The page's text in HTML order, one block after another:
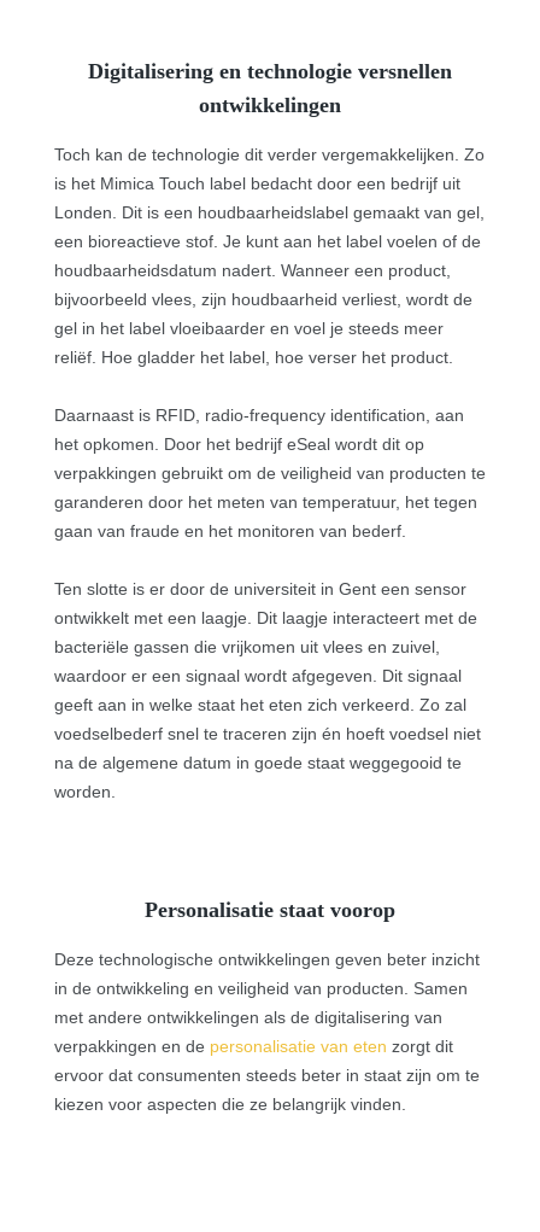
Digitalisering en technologie versnellen
ontwikkelingen
Toch kan de technologie dit verder vergemakkelijken. Zo
is het Mimica Touch label bedacht door een bedrijf uit
Londen. Dit is een houdbaarheidslabel gemaakt van gel,
een bioreactieve stof. Je kunt aan het label voelen of de
houdbaarheidsdatum nadert. Wanneer een product,
bijvoorbeeld vlees, zijn houdbaarheid verliest, wordt de
gel in het label vloeibaarder en voel je steeds meer
reliëf. Hoe gladder het label, hoe verser het product.
Daarnaast is RFID, radio-frequency identification, aan
het opkomen. Door het bedrijf eSeal wordt dit op
verpakkingen gebruikt om de veiligheid van producten te
garanderen door het meten van temperatuur, het tegen
gaan van fraude en het monitoren van bederf.
Ten slotte is er door de universiteit in Gent een sensor
ontwikkelt met een laagje. Dit laagje interacteert met de
bacteriële gassen die vrijkomen uit vlees en zuivel,
waardoor er een signaal wordt afgegeven. Dit signaal
geeft aan in welke staat het eten zich verkeerd. Zo zal
voedselbederf snel te traceren zijn én hoeft voedsel niet
na de algemene datum in goede staat weggegooid te
worden.
Personalisatie staat voorop
Deze technologische ontwikkelingen geven beter inzicht
in de ontwikkeling en veiligheid van producten. Samen
met andere ontwikkelingen als de digitalisering van
verpakkingen en de personalisatie van eten zorgt dit
ervoor dat consumenten steeds beter in staat zijn om te
kiezen voor aspecten die ze belangrijk vinden.